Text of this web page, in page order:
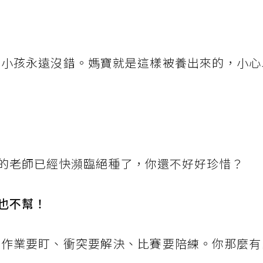
孩永遠沒錯。媽寶就是這樣被養出來的，小
師已經快瀕臨絕種了，你還不好好珍惜？
不幫！
業要盯、衝突要解決、比賽要陪練。你那麼